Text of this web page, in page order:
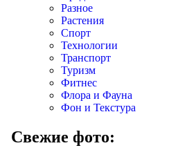
Разное
Растения
Спорт
Технологии
Транспорт
Туризм
Фитнес
Флора и Фауна
Фон и Текстура
Свежие фото: